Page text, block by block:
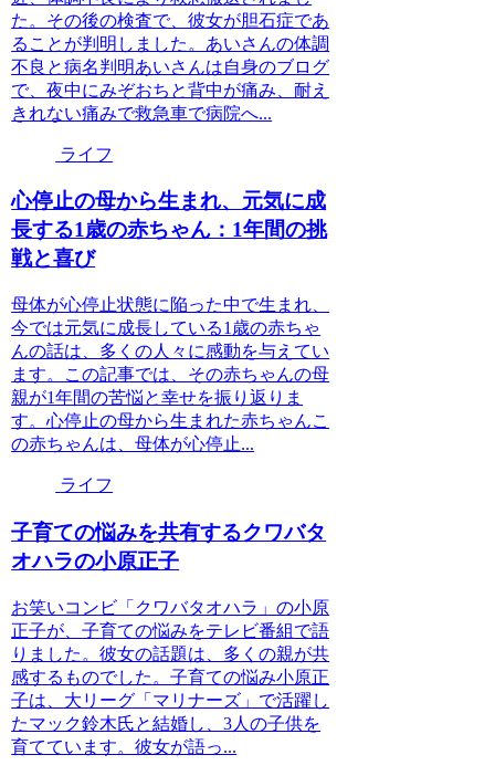
た。その後の検査で、彼女が胆石症であ
ることが判明しました。あいさんの体調
不良と病名判明あいさんは自身のブログ
で、夜中にみぞおちと背中が痛み、耐え
きれない痛みで救急車で病院へ...
ライフ
心停止の母から生まれ、元気に成
長する1歳の赤ちゃん：1年間の挑
戦と喜び
母体が心停止状態に陥った中で生まれ、
今では元気に成長している1歳の赤ちゃ
んの話は、多くの人々に感動を与えてい
ます。この記事では、その赤ちゃんの母
親が1年間の苦悩と幸せを振り返りま
す。心停止の母から生まれた赤ちゃんこ
の赤ちゃんは、母体が心停止...
ライフ
子育ての悩みを共有するクワバタ
オハラの小原正子
お笑いコンビ「クワバタオハラ」の小原
正子が、子育ての悩みをテレビ番組で語
りました。彼女の話題は、多くの親が共
感するものでした。子育ての悩み小原正
子は、大リーグ「マリナーズ」で活躍し
たマック鈴木氏と結婚し、3人の子供を
育てています。彼女が語っ...